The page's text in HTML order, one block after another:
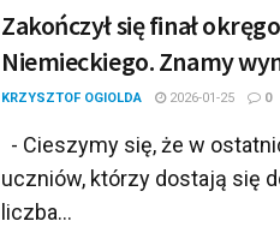
Zakończył się finał
Niemieckiego. Znamy
KRZYSZTOF OGIOLDA 2026-01-25 0
- Cieszymy się, że w
uczniów, którzy dostają się
liczba...